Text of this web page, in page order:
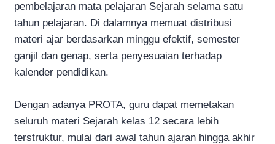
pembelajaran mata pelajaran Sejarah selama satu
tahun pelajaran. Di dalamnya memuat distribusi
materi ajar berdasarkan minggu efektif, semester
ganjil dan genap, serta penyesuaian terhadap
kalender pendidikan.
Dengan adanya PROTA, guru dapat memetakan
seluruh materi Sejarah kelas 12 secara lebih
terstruktur, mulai dari awal tahun ajaran hingga akhir